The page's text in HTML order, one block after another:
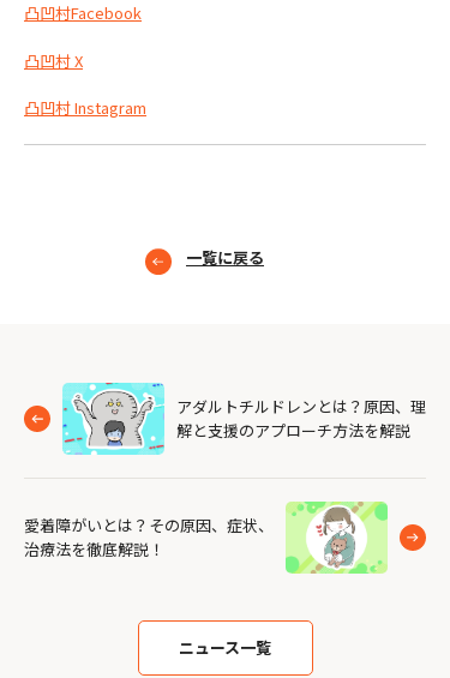
凸凹村Facebook
凸凹村 X
凸凹村 Instagram
一覧に戻る
アダルトチルドレンとは？原因、理
解と支援のアプローチ方法を解説
ニュース一覧
愛着障がいとは？その原因、症状、
治療法を徹底解説！